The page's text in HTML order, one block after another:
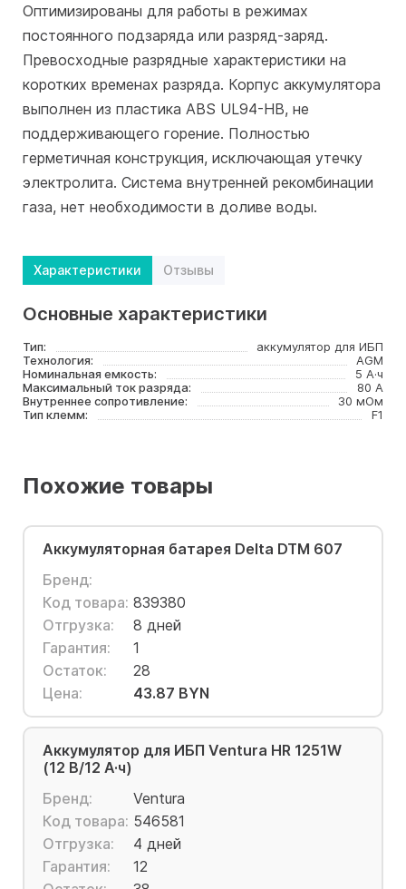
Оптимизированы для работы в режимах
постоянного подзаряда или разряд-заряд.
Превосходные разрядные характеристики на
коротких временах разряда. Корпус аккумулятора
выполнен из пластика ABS UL94-HB, не
поддерживающего горение. Полностью
герметичная конструкция, исключающая утечку
электролита. Система внутренней рекомбинации
газа, нет необходимости в доливе воды.
Характеристики Отзывы
Основные характеристики
Тип:
аккумулятор для ИБП
Технология:
AGM
Номинальная емкость:
5 А·ч
Максимальный ток разряда:
80 А
Внутреннее сопротивление:
30 мОм
Тип клемм:
F1
Похожие товары
Аккумуляторная батарея Delta DTM 607
Бренд:
Код товара: 839380
Отгрузка:
8 дней
Гарантия:
1
Остаток:
28
Цена:
43.87 BYN
Аккумулятор для ИБП Ventura HR 1251W
(12 В/12 А·ч)
Бренд:
Ventura
Код товара: 546581
Отгрузка:
4 дней
Гарантия:
12